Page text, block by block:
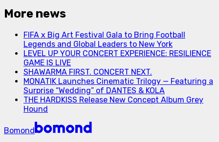
More news
FIFA x Big Art Festival Gala to Bring Football
Legends and Global Leaders to New York
LEVEL UP YOUR CONCERT EXPERIENCE: RESILIENCE
GAME IS LIVE
SHAWARMA FIRST. CONCERT NEXT.
MONATIK Launches Cinematic Trilogy — Featuring a
Surprise “Wedding” of DANTES & KOLA
THE HARDKISS Release New Concept Album Grey
Hound
Bomond